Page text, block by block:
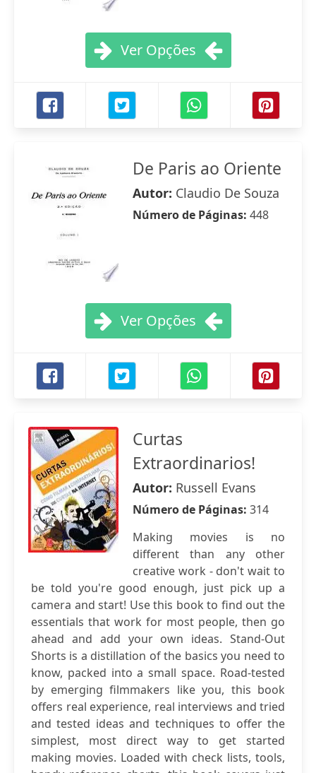
Ver Opções
De Paris ao Oriente
Autor: Claudio De Souza
Número de Páginas: 448
Ver Opções
Curtas
Extraordinarios!
Autor: Russell Evans
Número de Páginas: 314
Making movies is no
different than any other
creative work - don't wait to
be told you're good enough, just pick up a
camera and start! Use this book to find out the
essentials that work for most people, then go
ahead and add your own ideas. Stand-Out
Shorts is a distillation of the basics you need to
know, packed into a small space. Road-tested
by emerging filmmakers like you, this book
offers real experience, real interviews and tried
and tested ideas and techniques to offer the
simplest, most direct way to get started
making movies. Loaded with check lists, tools,